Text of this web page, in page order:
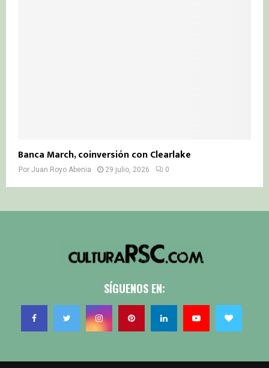
Banca March, coinversión con Clearlake
Por Juan Royo Abenia 29 julio, 2026 0
SÍGUENOS EN: